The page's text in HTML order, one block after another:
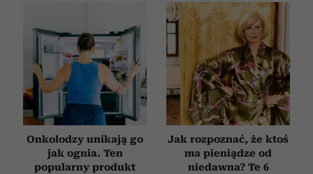
Onkolodzy unikają go
jak ognia. Ten
popularny produkt
Jak rozpoznać, że ktoś
ma pieniądze od
niedawna? Te 6